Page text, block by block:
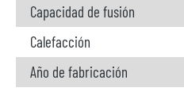
Capacidad de fusión
Calefacción
Año de fabricación